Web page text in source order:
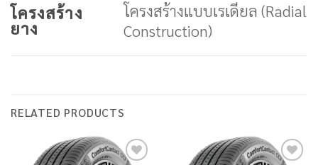
โครงสร้าง
ยาง
โครงสร้างแบบเรเดียล (Radial
Construction)
RELATED PRODUCTS